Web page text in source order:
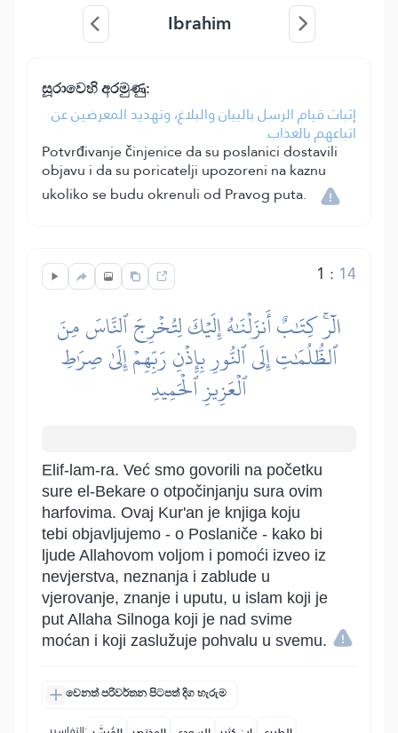
Ibrahim
සූරාවෙහි අරමුණු:
إثبات قيام الرسل بالبيان والبلاغ، وتهديد المعرضين عن
اتباعهم بالعذاب.
Potvrđivanje činjenice da su poslanici dostavili
objavu i da su poricatelji upozoreni na kaznu
ukoliko se budu okrenuli od Pravog puta.
1 : 14
الٓرۚ كِتَٰبٌ أَنزَلۡنَٰهُ إِلَيۡكَ لِتُخۡرِجَ ٱلنَّاسَ مِنَ
ٱلظُّلُمَٰتِ إِلَى ٱلنُّورِ بِإِذۡنِ رَبِّهِمۡ إِلَىٰ صِرَٰطِ
ٱلۡعَزِيزِ ٱلۡحَمِيدِ
Elif-lam-ra. Već smo govorili na početku
sure el-Bekare o otpočinjanju sura ovim
harfovima. Ovaj Kur'an je knjiga koju
tebi objavljujemo - o Poslaniče - kako bi
ljude Allahovom voljom i pomoći izveo iz
nevjerstva, neznanja i zablude u
vjerovanje, znanje i uputu, u islam koji je
put Allaha Silnoga koji je nad svime
moćan i koji zaslužuje pohvalu u svemu.
වෙනත් පරිවර්තන පිටපත් දිග හැරුම